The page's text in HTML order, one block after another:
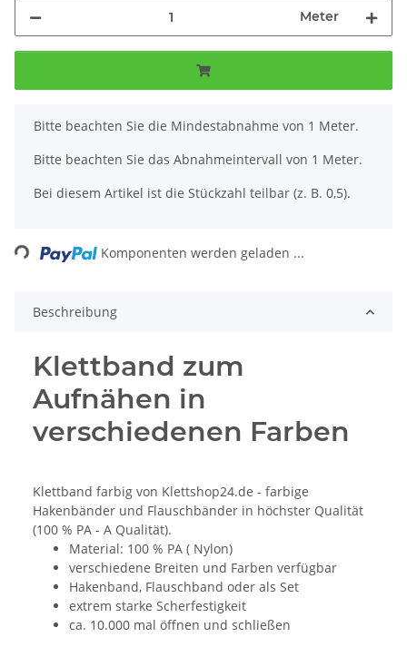
Meter
x
Bitte beachten Sie die Mindestabnahme von 1 Meter.
Bitte beachten Sie das Abnahmeintervall von 1 Meter.
Bei diesem Artikel ist die Stückzahl teilbar (z. B. 0,5).
Komponenten werden geladen ...
Beschreibung
Klettband zum
Aufnähen in
verschiedenen Farben
Klettband farbig von Klettshop24.de - farbige
Hakenbänder und Flauschbänder in höchster Qualität
(100 % PA - A Qualität).
Material: 100 % PA ( Nylon)
verschiedene Breiten und Farben verfügbar
Hakenband, Flauschband oder als Set
extrem starke Scherfestigkeit
ca. 10.000 mal öffnen und schließen